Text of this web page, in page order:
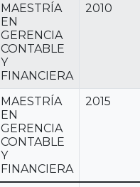
MAESTRÍA
EN
GERENCIA
CONTABLE
Y
FINANCIERA
2010
MAESTRÍA
EN
GERENCIA
CONTABLE
Y
FINANCIERA
2015